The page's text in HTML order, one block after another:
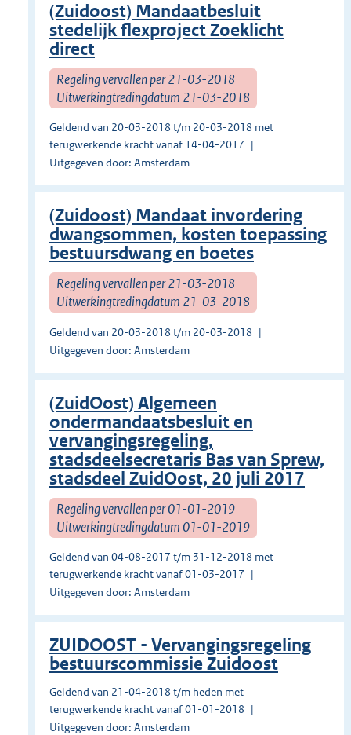
(Zuidoost) Mandaatbesluit
stedelijk flexproject Zoeklicht
direct
Regeling vervallen per 21-03-2018
Uitwerkingtredingdatum 21-03-2018
Geldend van 20-03-2018 t/m 20-03-2018 met
terugwerkende kracht vanaf 14-04-2017
Uitgegeven door: Amsterdam
(Zuidoost) Mandaat invordering
dwangsommen, kosten toepassing
bestuursdwang en boetes
Regeling vervallen per 21-03-2018
Uitwerkingtredingdatum 21-03-2018
Geldend van 20-03-2018 t/m 20-03-2018
Uitgegeven door: Amsterdam
(ZuidOost) Algemeen
ondermandaatsbesluit en
vervangingsregeling,
stadsdeelsecretaris Bas van Sprew,
stadsdeel ZuidOost, 20 juli 2017
Regeling vervallen per 01-01-2019
Uitwerkingtredingdatum 01-01-2019
Geldend van 04-08-2017 t/m 31-12-2018 met
terugwerkende kracht vanaf 01-03-2017
Uitgegeven door: Amsterdam
ZUIDOOST - Vervangingsregeling
bestuurscommissie Zuidoost
Geldend van 21-04-2018 t/m heden met
terugwerkende kracht vanaf 01-01-2018
Uitgegeven door: Amsterdam